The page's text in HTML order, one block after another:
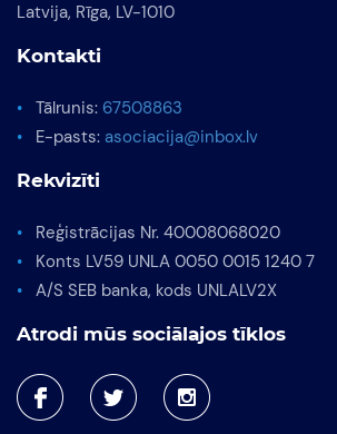
Latvija, Rīga, LV-1010
Kontakti
Tālrunis: 67508863
E-pasts: asociacija@inbox.lv
Rekvizīti
Reģistrācijas Nr. 40008068020
Konts LV59 UNLA 0050 0015 1240 7
A/S SEB banka, kods UNLALV2X
Atrodi mūs sociālajos tīklos